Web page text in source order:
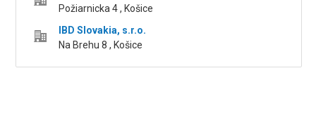
Požiarnicka 4 , Košice
IBD Slovakia, s.r.o.
Na Brehu 8 , Košice